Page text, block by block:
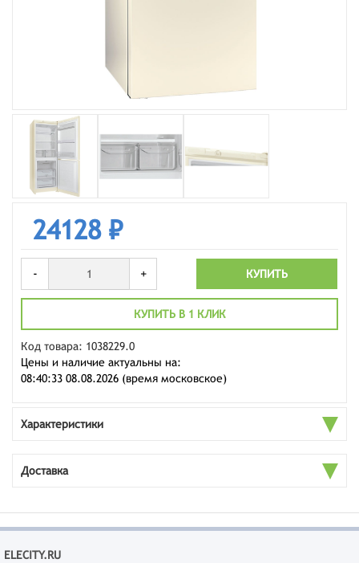
24128 ₽
- + КУПИТЬ
КУПИТЬ В 1 КЛИК
Код товара: 1038229.0
Цены и наличие актуальны на:
08:40:33 08.08.2026 (время московское)
Характеристики
Доставка
ELECITY.RU